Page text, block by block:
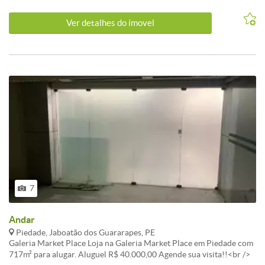
automático.<br /><br /><br />garagem frontal.<br /><br /><br
/>todo gradeado.<br /><br />
Ver detalhes do ímovel
7
Andar
Piedade, Jaboatão dos Guararapes, PE
Galeria Market Place Loja na Galeria Market Place em Piedade com
717m² para alugar. Aluguel R$ 40.000,00 Agende sua visita!!<br />